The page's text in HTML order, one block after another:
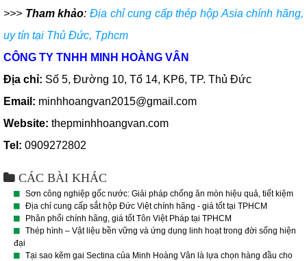
>>> Tham khảo: Địa chỉ cung cấp thép hộp Asia chính hãng,
uy tín tại Thủ Đức, Tphcm
CÔNG TY TNHH MINH HOÀNG VÂN
Địa chỉ: Số 5, Đường 10, Tổ 14, KP6, TP. Thủ Đức
Email: minhhoangvan2015@gmail.com
Website: thepminhhoangvan.com
Tel: 0909272802
CÁC BÀI KHÁC
Sơn công nghiệp gốc nước: Giải pháp chống ăn mòn hiệu quả, tiết kiệm
Địa chỉ cung cấp sắt hộp Đức Việt chính hãng - giá tốt tại TPHCM
Phân phối chính hãng, giá tốt Tôn Việt Pháp tại TPHCM
Thép hình – Vật liệu bền vững và ứng dụng linh hoạt trong đời sống hiện
đại
Tại sao kẽm gai Sectina của Minh Hoàng Vân là lựa chọn hàng đầu cho